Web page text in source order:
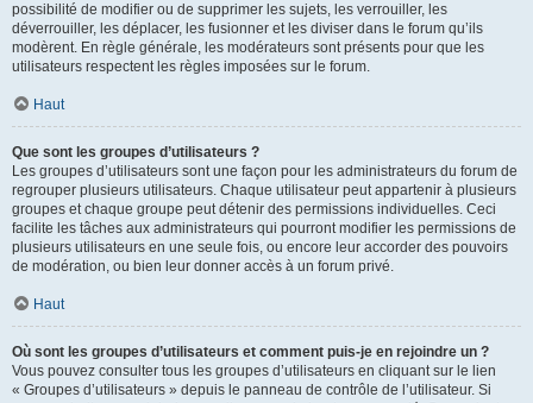
possibilité de modifier ou de supprimer les sujets, les verrouiller, les
déverrouiller, les déplacer, les fusionner et les diviser dans le forum qu’ils
modèrent. En règle générale, les modérateurs sont présents pour que les
utilisateurs respectent les règles imposées sur le forum.
Haut
Que sont les groupes d’utilisateurs ?
Les groupes d’utilisateurs sont une façon pour les administrateurs du forum de
regrouper plusieurs utilisateurs. Chaque utilisateur peut appartenir à plusieurs
groupes et chaque groupe peut détenir des permissions individuelles. Ceci
facilite les tâches aux administrateurs qui pourront modifier les permissions de
plusieurs utilisateurs en une seule fois, ou encore leur accorder des pouvoirs
de modération, ou bien leur donner accès à un forum privé.
Haut
Où sont les groupes d’utilisateurs et comment puis-je en rejoindre un ?
Vous pouvez consulter tous les groupes d’utilisateurs en cliquant sur le lien
« Groupes d’utilisateurs » depuis le panneau de contrôle de l’utilisateur. Si